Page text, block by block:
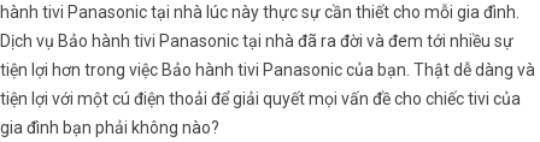
hành tivi Panasonic tại nhà lúc này thực sự cần thiết cho mỗi gia đình.
Dịch vụ Bảo hành tivi Panasonic tại nhà đã ra đời và đem tới nhiều sự
tiện lợi hơn trong việc Bảo hành tivi Panasonic của bạn. Thật dễ dàng và
tiện lợi với một cú điện thoải để giải quyết mọi vấn đề cho chiếc tivi của
gia đình bạn phải không nào?